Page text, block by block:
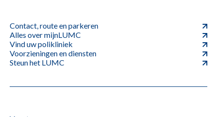
Contact, route en parkeren
Alles over mijnLUMC
Vind uw polikliniek
Voorzieningen en diensten
Steun het LUMC